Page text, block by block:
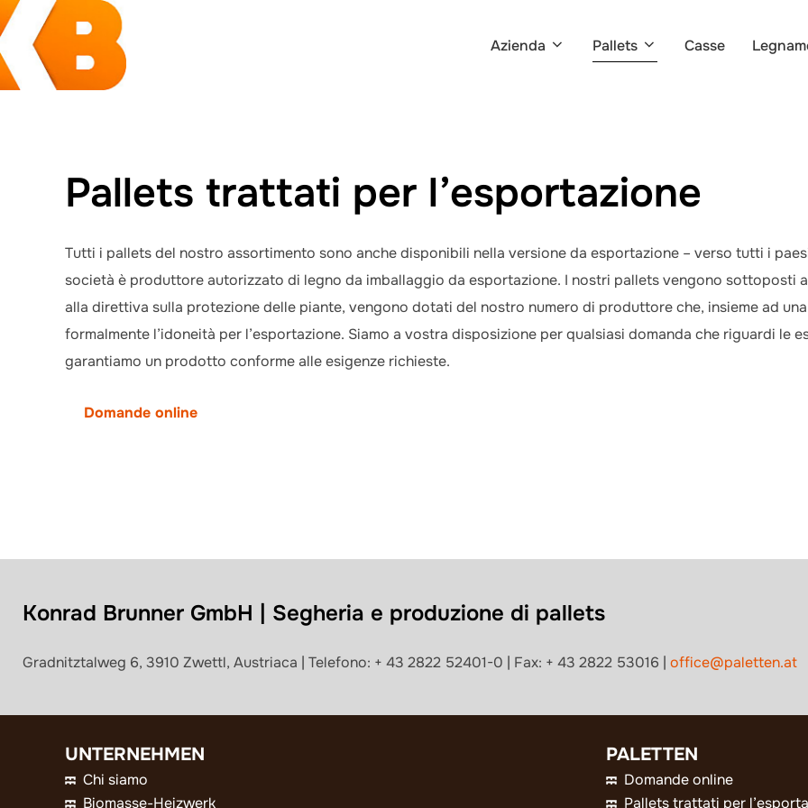
Salta
al
contenuto
Azienda Pallets Casse
Pallets trattati per l’esportazione
Tutti i pallets del nostro assortimento sono anche disponibili nella versione da esportazione – verso tutti i
società è produttore autorizzato di legno da imballaggio da esportazione. I nostri pallets vengono sottoposti
alla direttiva sulla protezione delle piante, vengono dotati del nostro numero di produttore che, insieme ad
formalmente l’idoneità per l’esportazione. Siamo a vostra disposizione per qualsiasi domanda che riguardi le
garantiamo un prodotto conforme alle esigenze richieste.
Domande online
Konrad Brunner GmbH | Segheria e produzione di pallets
Gradnitztalweg 6, 3910 Zwettl, Austriaca | Telefono: + 43 2822 52401-0 | Fax: + 43 2822 53016 | office@paletten.at
UNTERNEHMEN
Chi siamo
Biomasse-Heizwerk
PALETTEN
Domande online
Pallets trattati per